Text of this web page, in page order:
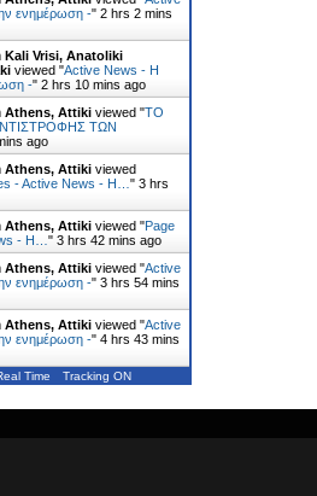
ενημέρωση -" 2 hrs 2 mins
Kali Vrisi, Anatoliki
viewed "Active News - Η
-" 2 hrs 10 mins ago
Athens, Attiki viewed "ΤΟ
ΤΩΝ
ago
Athens, Attiki viewed
- Active News - Η… " 3 hrs
Athens, Attiki viewed "Page
- Η… " 3 hrs 42 mins ago
Athens, Attiki viewed "Active
ενημέρωση -" 3 hrs 54 mins
Athens, Attiki viewed "Active
ενημέρωση -" 4 hrs 43 mins
Time Tracking ON